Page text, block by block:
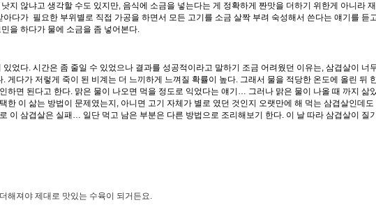
지 않냐고 생각할 수도 있지만, 음식에 소금을 넣는다는 게 정확하게 짠맛을 더하기 위한게 아니라
아다가 필요한 부위별로 직접 가공을 하면서 모든 고기를 소금 살짝 부려 숙성해서 쓴다는 얘기를
을 하다가 물에 소금을 좀 넣어본다.
었다. 시간은 좀 줄일 수 있었으나 결과를 성공적이라고 말하기 조금 어려웠던 이유는, 삼겹살이
게다가 저렇게 죽이 된 비계는 더 느끼하게 느껴질 확률이 높다. 그래서 물을 적당한 온도에 올린
하면 된다고 한다. 맑은 물이 나오면 먹을 정도로 익었다는 얘기… 그러나 맑은 물이 나올 때 까지
한 이 삶는 방법이 문제였는지, 아니면 고기 자체가 별로 였던 것인지 오랫만에 해 먹는 삼겹살인데
이 삼겹살은 실패… 일단 먹고 남은 부분은 다른 방법으로 조리해보기 한다. 이 날 따라 삼겹살이
해져야 제대로 맛있는 수육이 되거든요.